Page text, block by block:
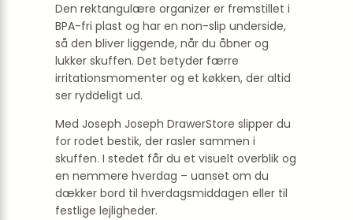
Den rektangulære organizer er fremstillet i
BPA-fri plast og har en non-slip underside,
så den bliver liggende, når du åbner og
lukker skuffen. Det betyder færre
irritationsmomenter og et køkken, der altid
ser ryddeligt ud.
Med Joseph Joseph DrawerStore slipper du
for rodet bestik, der rasler sammen i
skuffen. I stedet får du et visuelt overblik og
en nemmere hverdag – uanset om du
dækker bord til hverdagsmiddagen eller til
festlige lejligheder.